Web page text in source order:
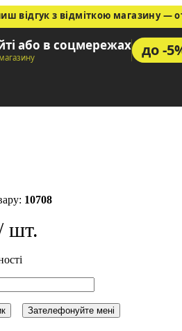
відгук з відміткою магазину
або в соцмережах до -
10708
Зателефонуйте мені